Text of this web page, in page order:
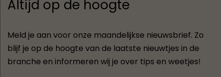
Altijd op de hoogte
Meld je aan voor onze maandelijkse nieuwsbrief. Zo
blijf je op de hoogte van de laatste nieuwtjes in de
branche en informeren wij je over tips en weetjes!